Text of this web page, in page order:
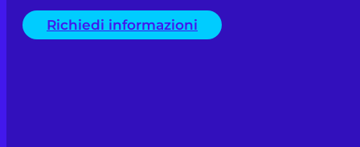
Richiedi informazioni